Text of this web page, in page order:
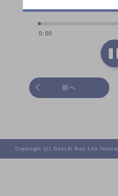
0:00
前へ
Copyright (c) Daiichi Neo Life